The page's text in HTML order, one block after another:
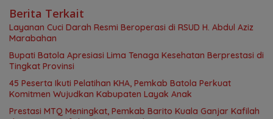
Berita Terkait
Layanan Cuci Darah Resmi Beroperasi di RSUD H. Abdul Aziz
Marabahan
Bupati Batola Apresiasi Lima Tenaga Kesehatan Berprestasi di
Tingkat Provinsi
45 Peserta Ikuti Pelatihan KHA, Pemkab Batola Perkuat
Komitmen Wujudkan Kabupaten Layak Anak
Prestasi MTQ Meningkat, Pemkab Barito Kuala Ganjar Kafilah